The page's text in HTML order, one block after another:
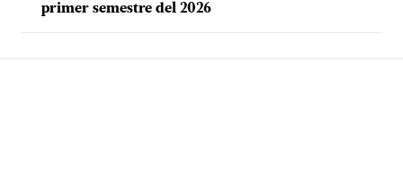
primer semestre del 2026